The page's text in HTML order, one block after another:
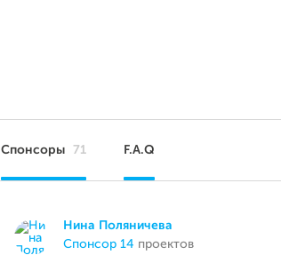
Спонсоры 71 F.A.Q
Нина Поляничева
спонсор 14 проектов